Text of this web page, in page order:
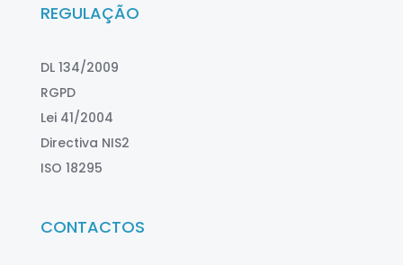
REGULAÇÃO
DL 134/2009
RGPD
Lei 41/2004
Directiva NIS2
ISO 18295
CONTACTOS